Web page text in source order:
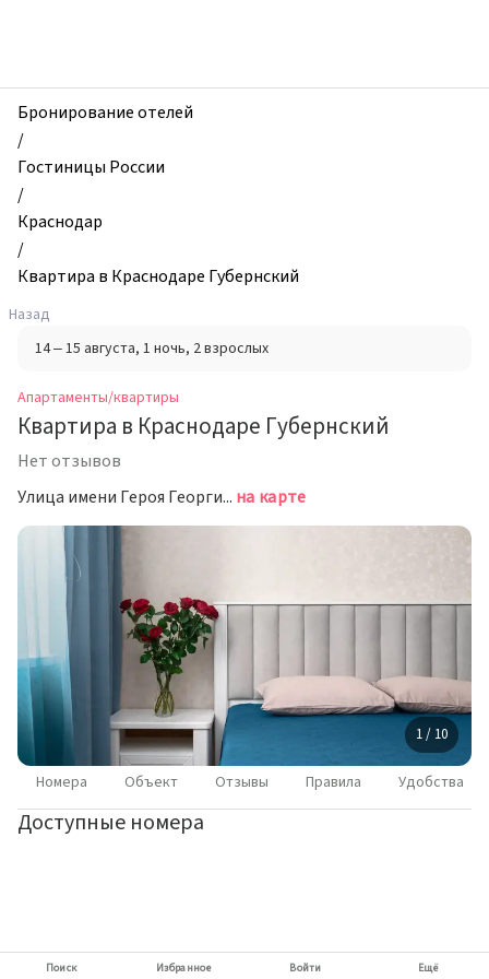
и
квартиры,
Квартира
Краснодаре
Губернский,
Краснодар,
Россия
Бронирование отелей
/
Гостиницы России
/
Краснодар
/
Квартира в Краснодаре Губернский
Назад
14 – 15 августа, 1 ночь, 2 взрослых
Апартаменты/квартиры
Квартира в Краснодаре Губернский
Нет отзывов
Улица имени Героя Георгия Бочарникова, д.12/1, Краснодар на карте
1 / 10
Номера Объект Отзывы Правила Удобства
Доступные номера
Поиск Избранное Войти Ещё